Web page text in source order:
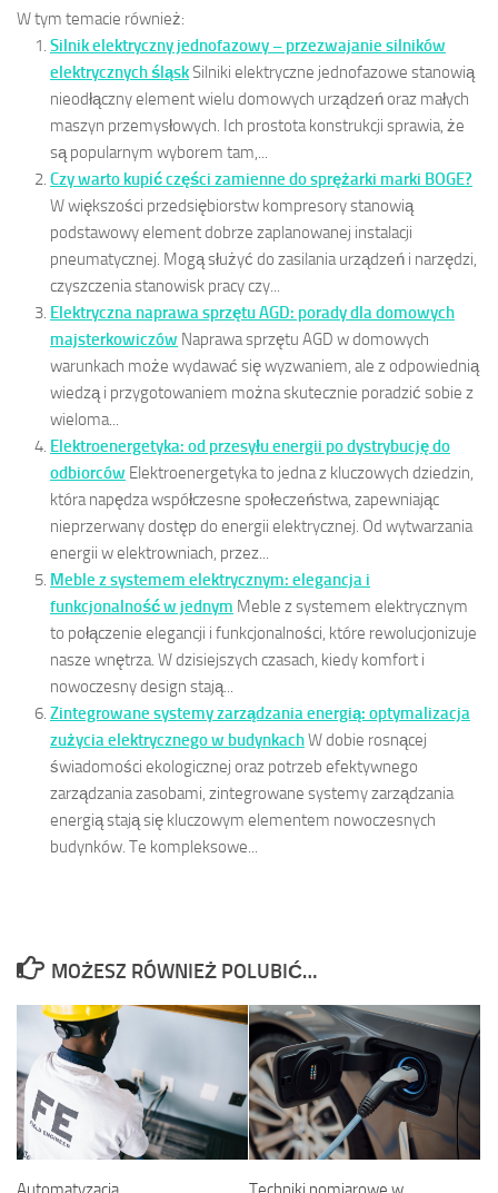
W tym temacie również:
Silnik elektryczny jednofazowy – przezwajanie silników
elektrycznych śląskSilniki elektryczne jednofazowe stanowią
nieodłączny element wielu domowych urządzeń oraz małych
maszyn przemysłowych. Ich prostota konstrukcji sprawia, że
są popularnym wyborem tam,...
Czy warto kupić części zamienne do sprężarki marki BOGE?
W większości przedsiębiorstw kompresory stanowią
podstawowy element dobrze zaplanowanej instalacji
pneumatycznej. Mogą służyć do zasilania urządzeń i narzędzi,
czyszczenia stanowisk pracy czy...
Elektryczna naprawa sprzętu AGD: porady dla domowych
majsterkowiczów Naprawa sprzętu AGD w domowych
warunkach może wydawać się wyzwaniem, ale z odpowiednią
wiedzą i przygotowaniem można skutecznie poradzić sobie z
wieloma...
Elektroenergetyka: od przesyłu energii po dystrybucję do
odbiorców Elektroenergetyka to jedna z kluczowych dziedzin,
która napędza współczesne społeczeństwa, zapewniając
nieprzerwany dostęp do energii elektrycznej. Od wytwarzania
energii w elektrowniach, przez...
Meble z systemem elektrycznym: elegancja i
funkcjonalność w jednym Meble z systemem elektrycznym
to połączenie elegancji i funkcjonalności, które rewolucjonizuje
nasze wnętrza. W dzisiejszych czasach, kiedy komfort i
nowoczesny design stają...
Zintegrowane systemy zarządzania energią: optymalizacja
zużycia elektrycznego w budynkachW dobie rosnącej
świadomości ekologicznej oraz potrzeb efektywnego
zarządzania zasobami, zintegrowane systemy zarządzania
energią stają się kluczowym elementem nowoczesnych
budynków. Te kompleksowe...
MOŻESZ RÓWNIEŻ POLUBIĆ…